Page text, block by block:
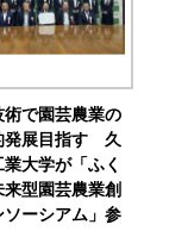
術で園芸農業の
発展目指す 久
業大学が「ふく
来型園芸農業創
ソーシアム」参